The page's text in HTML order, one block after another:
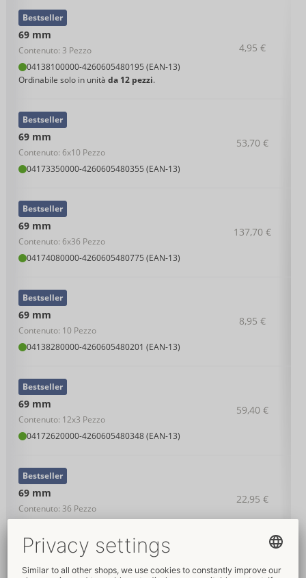
69 mm
Contenuto: 3 Pezzo
04138100000-4260605480195 (EAN-13)
Ordinabile solo in unità da 12 pezzi.
Bestseller
4,95 €
69 mm
Contenuto: 6x10 Pezzo
04173350000-4260605480355 (EAN-13)
Bestseller
53,70 €
69 mm
Contenuto: 6x36 Pezzo
04174080000-4260605480775 (EAN-13)
Bestseller
137,70 €
69 mm
Contenuto: 10 Pezzo
04138280000-4260605480201 (EAN-13)
Bestseller
8,95 €
69 mm
Contenuto: 12x3 Pezzo
04172620000-4260605480348 (EAN-13)
Bestseller
59,40 €
69 mm
Contenuto: 36 Pezzo
Bestseller
22,95 €
Bestseller